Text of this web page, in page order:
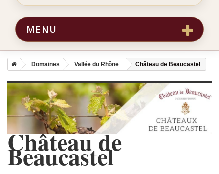
MENU
Domaines Vallée du Rhône Château de Beaucastel
Château de
Beaucastel